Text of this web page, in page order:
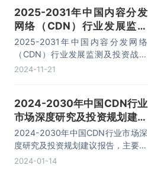
2025-2031年中国内容分发
网络（CDN）行业发展监测
及投资战略咨询报告
2025-2031年中国内容分发网络
（CDN）行业发展监测及投资战略
咨询报告，主要包括行业竞争格局分
2024-11-21
2024-2030年中国CDN行业
市场深度研究及投资规划建议
报告
2024-2030年中国CDN行业市场深
度研究及投资规划建议报告，主要包
括行业平台系统设计分析、应用领域
2024-01-14